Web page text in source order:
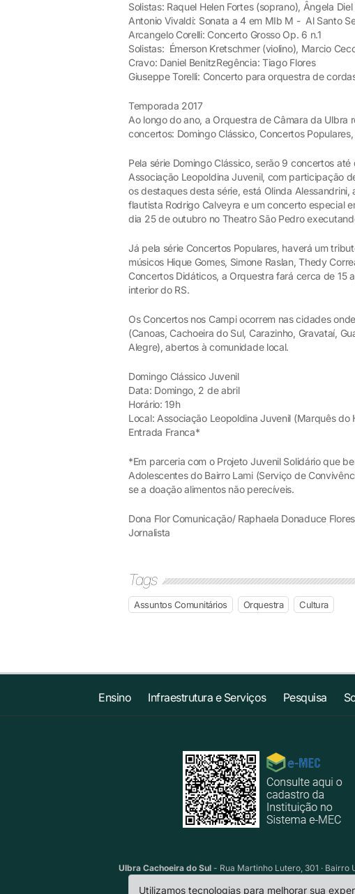
Solistas: Raquel Helen Fortes (soprano), Ângela
Antonio Vivaldi: Sonata a 4 em MIb M - Al Santo
Arcangelo Corelli: Concerto Grosso Op. 6 n.1
Solistas: Émerson Kretschmer (violino), Marcio
Cravo: Daniel BenitzRegência: Tiago Flores
Giuseppe Torelli: Concerto para orquestra de
Temporada 2017
Ao longo do ano, a Orquestra de Câmara da Ulbra
concertos: Domingo Clássico, Concertos
Pela série Domingo Clássico, serão 9 concertos
Associação Leopoldina Juvenil, com participação
os destaques desta série, está Olinda
flautista Rodrigo Calveyra e um concerto especial
dia 25 de outubro no Theatro São Pedro
Já pela série Concertos Populares, haverá um
músicos Hique Gomes, Simone Raslan, Thedy
Concertos Didáticos, a Orquestra fará cerca de
interior do RS.
Os Concertos nos Campi ocorrem nas cidades
(Canoas, Cachoeira do Sul, Carazinho, Gravataí,
Alegre), abertos à comunidade local.
Domingo Clássico Juvenil
Data: Domingo, 2 de abril
Horário: 19h
Local: Associação Leopoldina Juvenil (Marquês do
Entrada Franca*
*Em parceria com o Projeto Juvenil Solidário que
Adolescentes do Bairro Lami (Serviço de
se a doação alimentos não perecíveis.
Dona Flor Comunicação/ Raphaela Donaduce Flores
Jornalista
Tags
Assuntos Comunitários Orquestra Cultura
Ensino Infraestrutura e Serviços Pesquisa
Ulbra Cachoeira do Sul - Rua Martinho Lutero, 301 · Bairro
Utilizamos tecnologias para melhorar sua